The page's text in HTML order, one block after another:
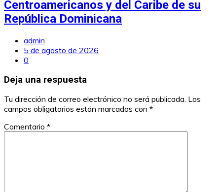
Centroamericanos y del Caribe de su
República Dominicana
admin
5 de agosto de 2026
0
Deja una respuesta
Tu dirección de correo electrónico no será publicada. Los
campos obligatorios están marcados con *
Comentario *